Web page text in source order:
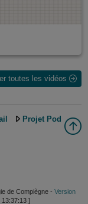
toutes les vidéos
Projet Pod
de Compiègne - Version
]